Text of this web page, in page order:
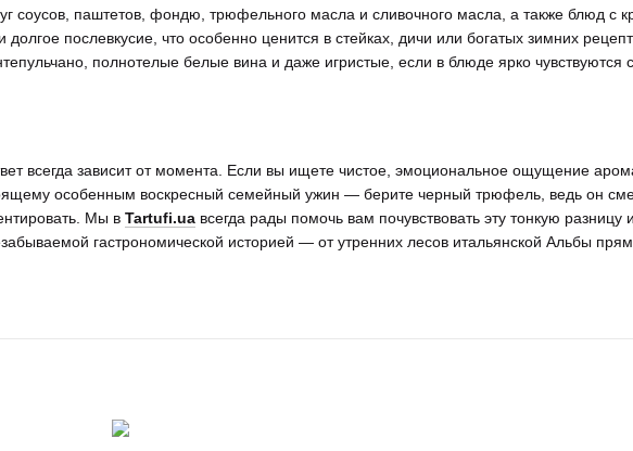
соусов, паштетов, фондю, трюфельного масла и сливочного масла, а также блюд с
долгое послевкусие, что особенно ценится в стейках, дичи или богатых зимних
полнотелые белые вина и даже игристые, если в блюде ярко
всегда зависит от момента. Если вы ищете чистое, эмоциональное ощущение
особенным воскресный семейный ужин — берите черный трюфель, ведь он
Мы в Tartufi.ua всегда рады помочь вам почувствовать эту тонкую
гастрономической историей — от утренних лесов итальянской Альбы